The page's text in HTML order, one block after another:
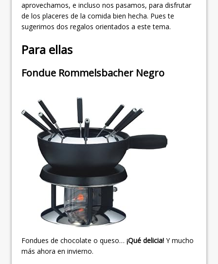
aprovechamos, e incluso nos pasamos, para disfrutar
de los placeres de la comida bien hecha. Pues te
sugerimos dos regalos orientados a este tema.
Para ellas
Fondue Rommelsbacher Negro
Fondues de chocolate o queso… ¡Qué delicia! Y mucho
más ahora en invierno.